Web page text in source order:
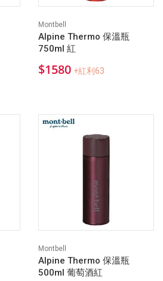
Montbell
Alpine Thermo 保溫瓶
750ml 紅
$1580 +紅利63
Montbell
Alpine Thermo 保溫瓶
500ml 葡萄酒紅